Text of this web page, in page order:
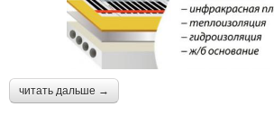
читать дальше →